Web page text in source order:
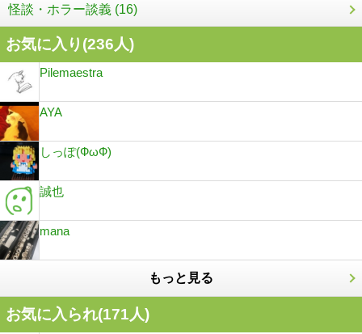
怪談・ホラー談義 (16)
お気に入り(236人)
Pilemaestra
AYA
しっぽ(ФωФ)
誠也
mana
もっと見る
お気に入られ(171人)